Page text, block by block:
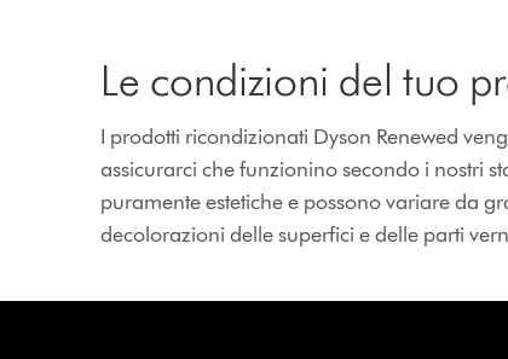
Le condizioni del tuo
I prodotti ricondizionati Dyson Renewed
assicurarci che funzionino secondo i nostri
puramente estetiche e possono variare da
decolorazioni delle superfici e delle parti